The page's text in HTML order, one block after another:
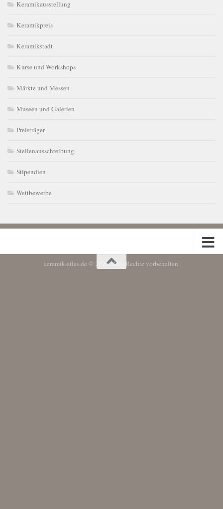
Keramikausstellung
Keramikpreis
Keramikstadt
Kurse und Workshops
Märkte und Messen
Museen und Galerien
Preisträger
Stellenausschreibung
Stipendien
Wettbewerbe
keramik-atlas.de © 2026. Alle Rechte vorbehalten.